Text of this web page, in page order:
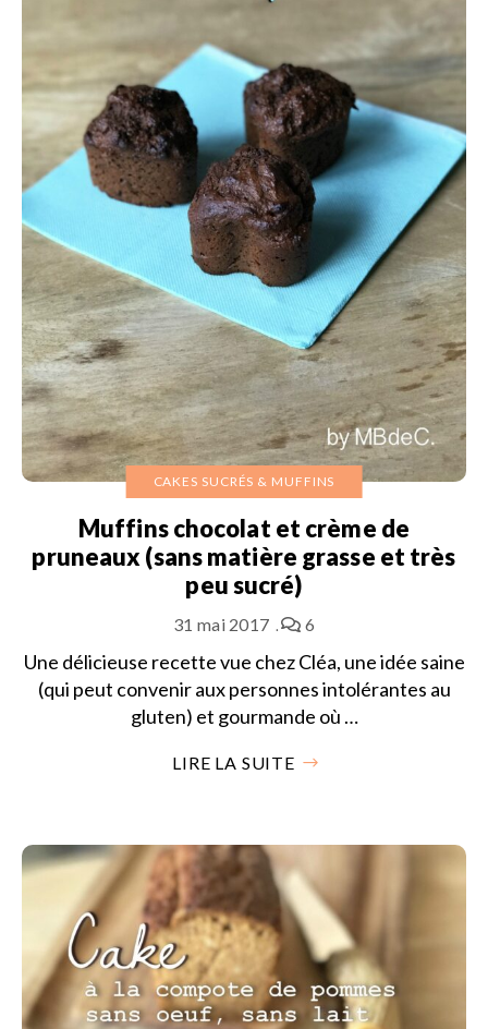
CAKES SUCRÉS & MUFFINS
Muffins chocolat et crème de
pruneaux (sans matière grasse et très
peu sucré)
31 mai 2017 6
Une délicieuse recette vue chez Cléa, une idée saine
(qui peut convenir aux personnes intolérantes au
gluten) et gourmande où …
LIRE LA SUITE